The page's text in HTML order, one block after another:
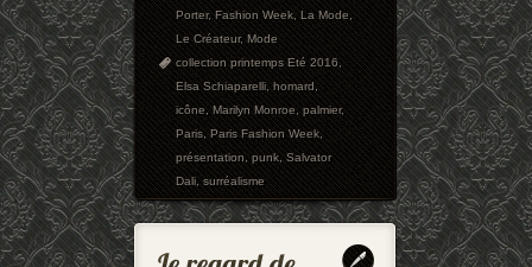
Porter,Fashion Week,La Mode,
Le Créateur,Mode
collection printemps Eté 2016,
Elsa Schiaparelli,homard,
icône,Marilyn Monroe,palmier,
Paris,Paris Fashion Week,
présentation,punk,Salvator
Dali,surréalisme